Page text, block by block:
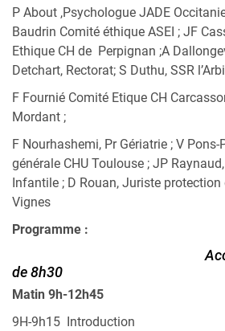
P About ,Psychologue JADE
Baudrin Comité éthique ASEI ; JF
Ethique CH de Perpignan ;A
Detchart, Rectorat; S Duthu, SSR
F Fournié Comité Etique CH
Mordant ;
F Nourhashemi, Pr Gériatrie ; V Pons-
générale CHU Toulouse ; JP
Infantile ; D Rouan, Juriste protection
Vignes
Programme :
de 8h30
Matin 9h-12h45
9H-9h15 Introduction